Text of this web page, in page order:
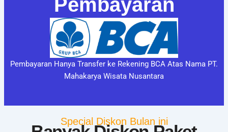
Pembayaran
Pembayaran Hanya Transfer ke Rekening BCA Atas Nama PT.
Mahakarya Wisata Nusantara
Special Diskon Bulan ini